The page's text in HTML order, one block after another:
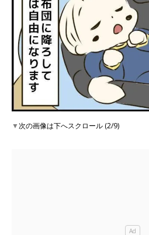
▼次の画像は下へスクロール (2/9)